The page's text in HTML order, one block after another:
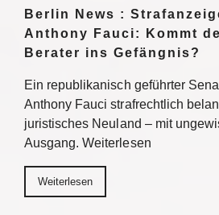
Berlin News :
Anthony Fauci: Kommt
Berater ins Gefängnis?
Ein republikanisch geführter
Anthony Fauci strafrechtlich
juristisches Neuland – mit
Ausgang. Weiterlesen
Weiterlesen